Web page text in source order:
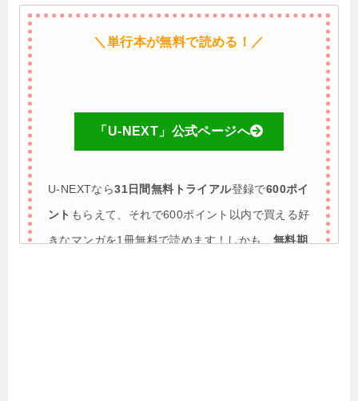
＼単行本が無料で読める！／
「U-NEXT」公式ページへ
U-NEXTなら31日間無料トライアル登録で600ポイ
ント もらえて、それで600ポイント以内で買える好
きなマンガを1冊無料で読めます！しかも、無料期